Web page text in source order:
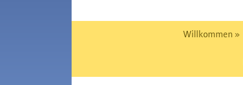
Willkommen »